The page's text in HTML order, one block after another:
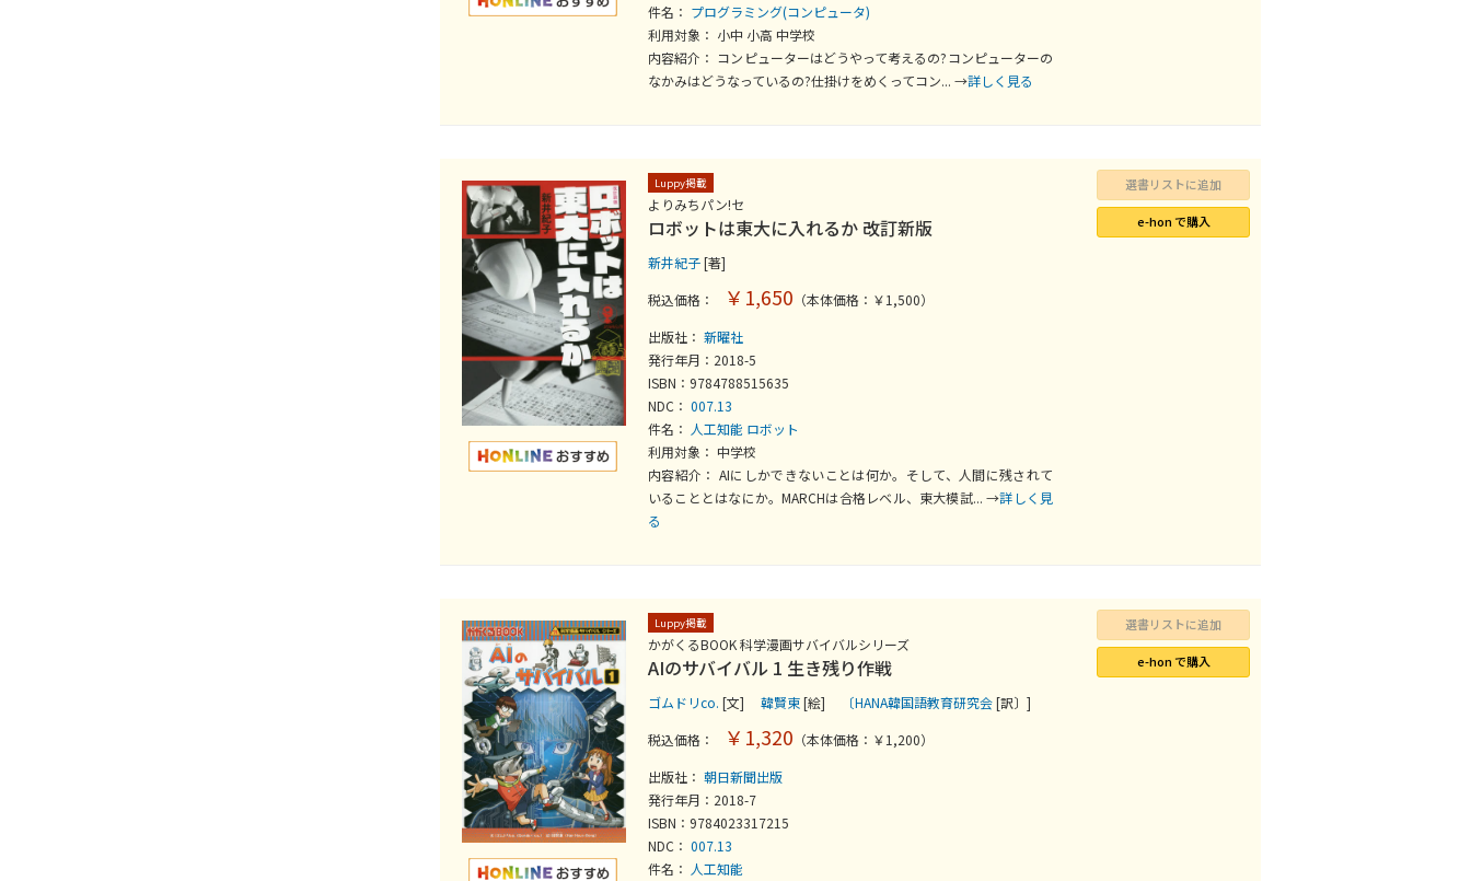
件名： プログラミング(コンピュータ)
利用対象： 小中 小高 中学校
内容紹介： コンピューターはどうやって考えるの?コンピューターの
なかみはどうなっているの?仕掛けをめくってコン... →詳しく見る
Luppy掲載
よりみちパン!セ
ロボットは東大に入れるか 改訂新版
新井紀子[著]
税込価格：
￥1,650 （本体価格：￥1,500）
出版社： 新曜社
発行年月：2018-5
ISBN：9784788515635
NDC： 007.13
件名： 人工知能 ロボット
利用対象： 中学校
内容紹介： AIにしかできないことは何か。そして、人間に残されて
いることとはなにか。MARCHは合格レベル、東大模試... →詳しく見
る
選書リストに追加
e-hon で購入
Luppy掲載
かがくるBOOK 科学漫画サバイバルシリーズ
AIのサバイバル 1 生き残り作戦
ゴムドリco. [文] 韓賢東[絵] 〔HANA韓国語教育研究会[訳〕]
税込価格：
￥1,320 （本体価格：￥1,200）
出版社： 朝日新聞出版
発行年月：2018-7
ISBN：9784023317215
NDC： 007.13
件名： 人工知能
選書リストに追加
e-hon で購入